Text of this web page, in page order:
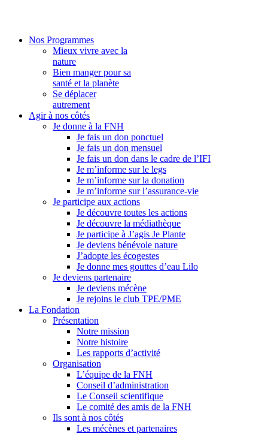
Nos Programmes
Mieux vivre avec la
nature
Bien manger pour sa
santé et la planète
Se déplacer
autrement
Agir à nos côtés
Je donne à la FNH
Je fais un don ponctuel
Je fais un don mensuel
Je fais un don dans le cadre de l’IFI
Je m’informe sur le legs
Je m’informe sur la donation
Je m’informe sur l’assurance-vie
Je participe aux actions
Je découvre toutes les actions
Je découvre la médiathèque
Je participe à J’agis Je Plante
Je deviens bénévole nature
J’adopte les écogestes
Je donne mes gouttes d’eau Lilo
Je deviens partenaire
Je deviens mécène
Je rejoins le club TPE/PME
La Fondation
Présentation
Notre mission
Notre histoire
Les rapports d’activité
Organisation
L’équipe de la FNH
Conseil d’administration
Le Conseil scientifique
Le comité des amis de la FNH
Ils sont à nos côtés
Les mécènes et partenaires